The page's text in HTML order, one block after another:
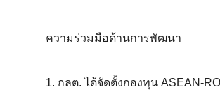
ความร่วมมือด้านการพัฒนา
1. กลต. ได้จัดตั้งกองทุน ASEAN-